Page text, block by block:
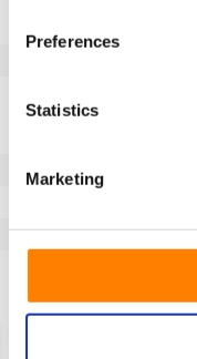
Preferences
Statistics
Marketing
Bieżnik
Seria
Ostatnio oglądane